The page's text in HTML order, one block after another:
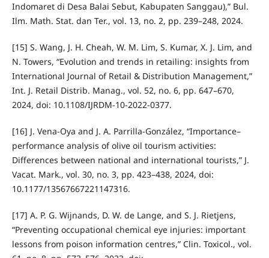
Indomaret di Desa Balai Sebut, Kabupaten Sanggau),” Bul.
Ilm. Math. Stat. dan Ter., vol. 13, no. 2, pp. 239–248, 2024.
[15] S. Wang, J. H. Cheah, W. M. Lim, S. Kumar, X. J. Lim, and
N. Towers, “Evolution and trends in retailing: insights from
International Journal of Retail & Distribution Management,”
Int. J. Retail Distrib. Manag., vol. 52, no. 6, pp. 647–670,
2024, doi: 10.1108/IJRDM-10-2022-0377.
[16] J. Vena-Oya and J. A. Parrilla-González, “Importance–
performance analysis of olive oil tourism activities:
Differences between national and international tourists,” J.
Vacat. Mark., vol. 30, no. 3, pp. 423–438, 2024, doi:
10.1177/13567667221147316.
[17] A. P. G. Wijnands, D. W. de Lange, and S. J. Rietjens,
“Preventing occupational chemical eye injuries: important
lessons from poison information centres,” Clin. Toxicol., vol.